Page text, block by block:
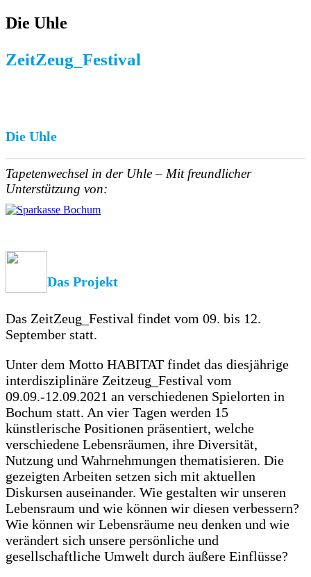
Die Uhle
ZeitZeug_Festival
Die Uhle
Tapetenwechsel in der Uhle – Mit freundlicher
Unterstützung von:
Das Projekt
Das ZeitZeug_Festival findet vom 09. bis 12.
September statt.
Unter dem Motto HABITAT findet das diesjährige
interdisziplinäre Zeitzeug_Festival vom
09.09.-12.09.2021 an verschiedenen Spielorten in
Bochum statt. An vier Tagen werden 15
künstlerische Positionen präsentiert, welche
verschiedene Lebensräumen, ihre Diversität,
Nutzung und Wahrnehmungen thematisieren. Die
gezeigten Arbeiten setzen sich mit aktuellen
Diskursen auseinander. Wie gestalten wir unseren
Lebensraum und wie können wir diesen verbessern?
Wie können wir Lebensräume neu denken und wie
verändert sich unsere persönliche und
gesellschaftliche Umwelt durch äußere Einflüsse?